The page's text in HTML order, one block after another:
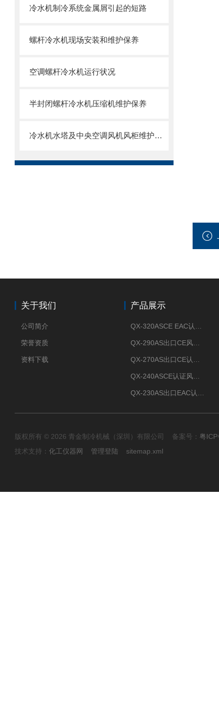
冷水机制冷系统金属屑引起的短路
螺杆冷水机现场安装和维护保养
空调螺杆冷水机运行状况
半封闭螺杆冷水机压缩机维护保养
冷水机水塔及中央空调风机风柜维护检修
关于我们
公司简介
荣誉资质
资料下载
产品展示
版权所有 © 2026 青金制冷机械（深圳）有限公司 备案号： 粤
技术支持： 化工仪器网 管理登陆 sitemap.xml